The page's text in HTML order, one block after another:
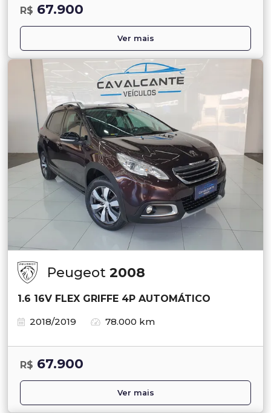
R$ 67.900
Ver mais
Peugeot 2008
1.6 16V FLEX GRIFFE 4P AUTOMÁTICO
2018/2019
78.000 km
R$ 67.900
Ver mais